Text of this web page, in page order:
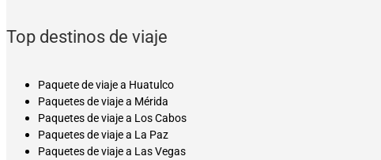
Top destinos de viaje
Paquete de viaje a Huatulco
Paquetes de viaje a Mérida
Paquetes de viaje a Los Cabos
Paquetes de viaje a La Paz
Paquetes de viaje a Las Vegas